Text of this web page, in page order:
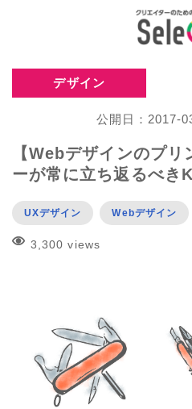
デザイン
公開日：2017-
【Webデザインのプ
ーが常に立ち返るべき
UXデザイン Webデザイン
3,300 views